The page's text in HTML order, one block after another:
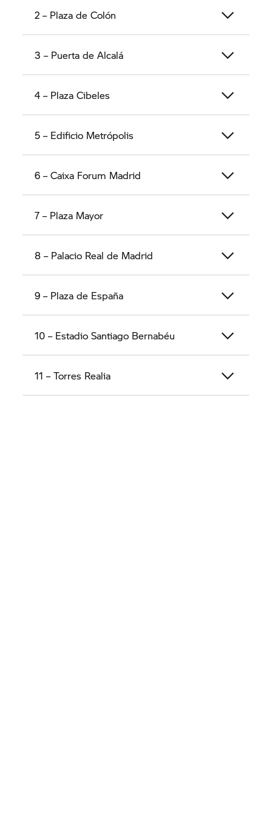
impressive sights to see in Madrid, and is best
enjoyed on theBMW CE 02 orBMW CE 02
2 – Plaza de Colón
3 – Puerta de Alcalá
4 – Plaza Cibeles
5 – Edificio Metrópolis
6 – Caixa Forum Madrid
7 – Plaza Mayor
8 – Palacio Real de Madrid
9 – Plaza de España
10 – Estadio Santiago Bernabéu
11 – Torres Realia